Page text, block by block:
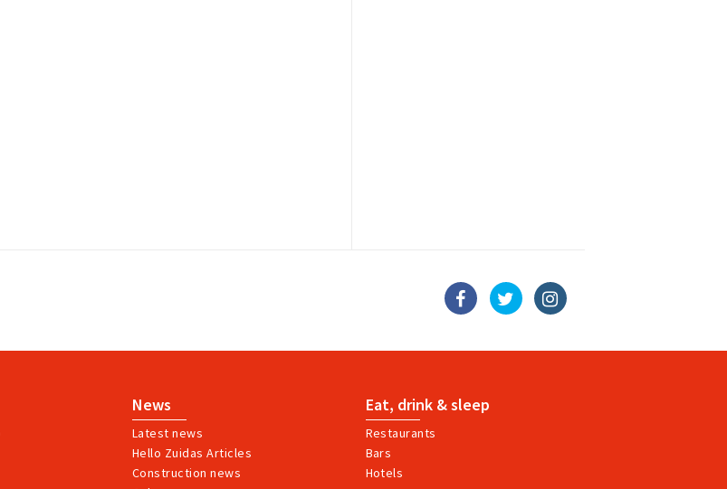
News
Latest news
Hello Zuidas Articles
Construction news
Eat, drink & sleep
Restaurants
Bars
Hotels